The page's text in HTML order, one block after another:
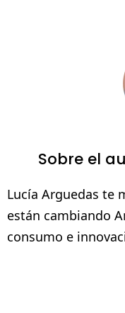
Sobre el
Lucía Arguedas te
están cambiando
consumo e